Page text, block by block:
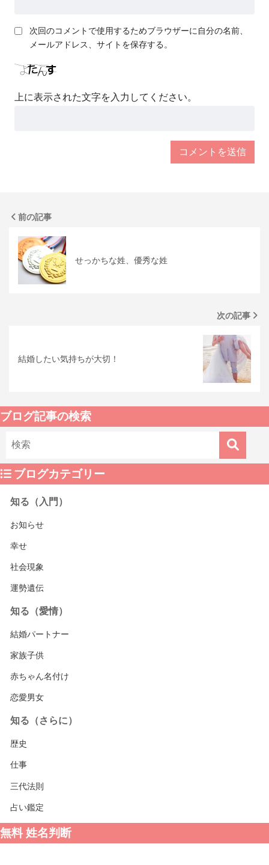
次回のコメントで使用するためブラウザーに自分の名前、
メールアドレス、サイトを保存する。
上に表示された文字を入力してください。
前の記事
せっかちな姓、優秀な姓
次の記事
結婚したい気持ちが大切！
ブログ記事の検索
ブログカテゴリー
知る（入門）
お知らせ
幸せ
社会現象
運勢遺伝
知る（愛情）
結婚パートナー
家族子供
赤ちゃん名付け
恋愛男女
知る（さらに）
歴史
仕事
三代法則
占い鑑定
無料 姓名判断